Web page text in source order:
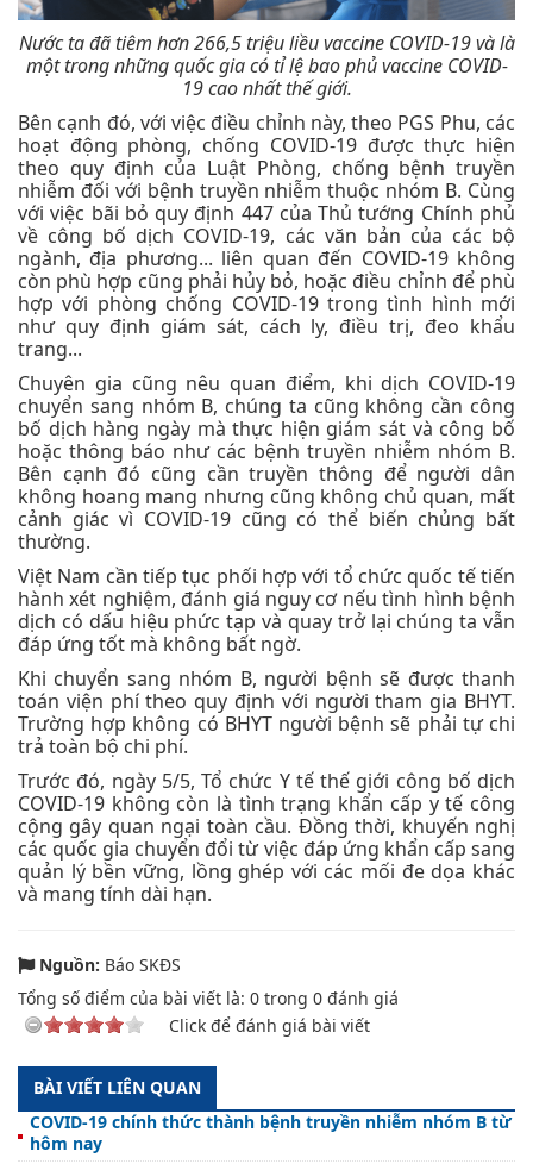
Nước ta đã tiêm hơn 266,5 triệu liều vaccine COVID-19 và là
một trong những quốc gia có tỉ lệ bao phủ vaccine COVID-
19 cao nhất thế giới.
Bên cạnh đó, với việc điều chỉnh này, theo PGS Phu, các
hoạt động phòng, chống COVID-19 được thực hiện
theo quy định của Luật Phòng, chống bệnh truyền
nhiễm đối với bệnh truyền nhiễm thuộc nhóm B. Cùng
với việc bãi bỏ quy định 447 của Thủ tướng Chính phủ
về công bố dịch COVID-19, các văn bản của các bộ
ngành, địa phương... liên quan đến COVID-19 không
còn phù hợp cũng phải hủy bỏ, hoặc điều chỉnh để phù
hợp với phòng chống COVID-19 trong tình hình mới
như quy định giám sát, cách ly, điều trị, đeo khẩu
trang...
Chuyên gia cũng nêu quan điểm, khi dịch COVID-19
chuyển sang nhóm B, chúng ta cũng không cần công
bố dịch hàng ngày mà thực hiện giám sát và công bố
hoặc thông báo như các bệnh truyền nhiễm nhóm B.
Bên cạnh đó cũng cần truyền thông để người dân
không hoang mang nhưng cũng không chủ quan, mất
cảnh giác vì COVID-19 cũng có thể biến chủng bất
thường.
Việt Nam cần tiếp tục phối hợp với tổ chức quốc tế tiến
hành xét nghiệm, đánh giá nguy cơ nếu tình hình bệnh
dịch có dấu hiệu phức tạp và quay trở lại chúng ta vẫn
đáp ứng tốt mà không bất ngờ.
Khi chuyển sang nhóm B, người bệnh sẽ được thanh
toán viện phí theo quy định với người tham gia BHYT.
Trường hợp không có BHYT người bệnh sẽ phải tự chi
trả toàn bộ chi phí.
Trước đó, ngày 5/5, Tổ chức Y tế thế giới công bố dịch
COVID-19 không còn là tình trạng khẩn cấp y tế công
cộng gây quan ngại toàn cầu. Đồng thời, khuyến nghị
các quốc gia chuyển đổi từ việc đáp ứng khẩn cấp sang
quản lý bền vững, lồng ghép với các mối đe dọa khác
và mang tính dài hạn.
Nguồn: Báo SKĐS
Tổng số điểm của bài viết là: 0 trong 0 đánh giá
Click để đánh giá bài viết
BÀI VIẾT LIÊN QUAN
COVID-19 chính thức thành bệnh truyền nhiễm nhóm B từ
hôm nay